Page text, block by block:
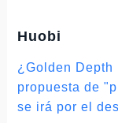
Huobi
¿Golden
propuesta de
se irá por el